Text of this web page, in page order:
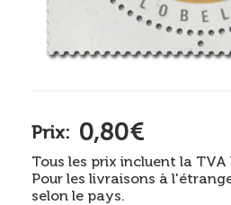
Prix: 0,80€
Tous les prix incluent la TVA
Pour les livraisons à
selon le pays.